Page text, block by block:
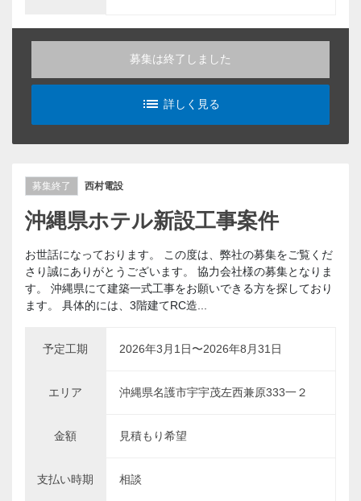
募集は終了しました
list_alt
詳しく見る
募集終了 西村電設
沖縄県ホテル新設工事案件
お世話になっております。 この度は、弊社の募集をご覧くだ
さり誠にありがとうございます。 協力会社様の募集となりま
す。 沖縄県にて建築一式工事をお願いできる方を探しており
ます。 具体的には、3階建てRC造...
予定工期 2026年3月1日〜2026年8月31日
エリア 沖縄県名護市宇宇茂左西兼原333一２
金額 見積もり希望
支払い時期 相談